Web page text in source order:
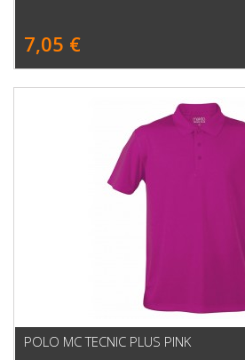
7,05 €
POLO MC TECNIC PLUS PINK